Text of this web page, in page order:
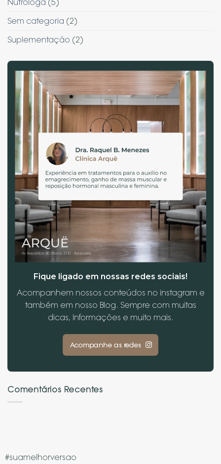
Sem categoria (2)
Suplementação (2)
Fique ligado em nossas redes sociais!
Acompanhem nossos conteúdos no instagram e
também em nosso Blog. Sempre com muitas
dicas, Informações e muito mais.
Acompanhe as redes
Comentários Recentes
#suamelhorversao